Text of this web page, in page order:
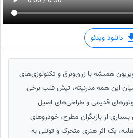
دانلود ویدئو
همیشه با زرق‌وبرق و تکنولوژی‌های
این همه مدرنیته، تپش قلب برخی
قدیمی و طراحی‌های اصیل
از بازیگران مطرح، خودروهای
یک اثر هنری متحرک و تونلی به